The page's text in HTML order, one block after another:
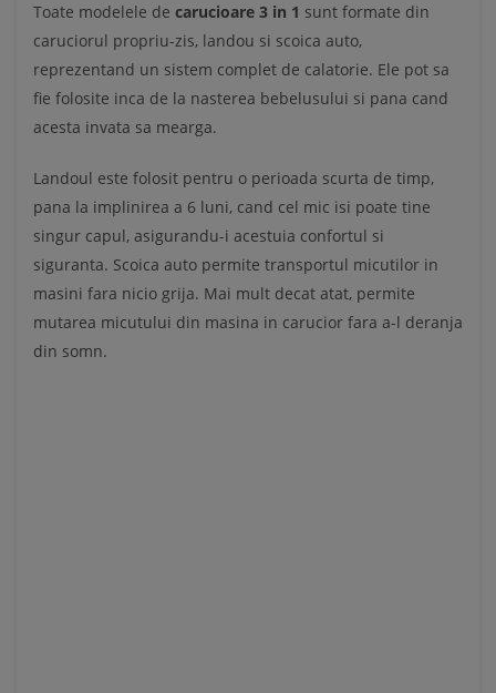
Toate modelele de carucioare 3 in 1 sunt formate din
caruciorul propriu-zis, landou si scoica auto,
reprezentand un sistem complet de calatorie. Ele pot sa
fie folosite inca de la nasterea bebelusului si pana cand
acesta invata sa mearga.
Landoul este folosit pentru o perioada scurta de timp,
pana la implinirea a 6 luni, cand cel mic isi poate tine
singur capul, asigurandu-i acestuia confortul si
siguranta. Scoica auto permite transportul micutilor in
masini fara nicio grija. Mai mult decat atat, permite
mutarea micutului din masina in carucior fara a-l deranja
din somn.